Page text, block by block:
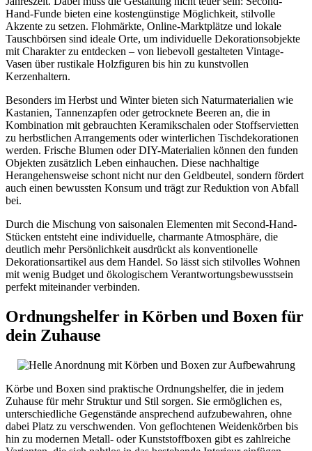
Hand-Funde bieten eine kostengünstige Möglichkeit, stilvolle
Akzente zu setzen. Flohmärkte, Online-Marktplätze und lokale
Tauschbörsen sind ideale Orte, um individuelle Dekorationsobjekte
mit Charakter zu entdecken – von liebevoll gestalteten Vintage-
Vasen über rustikale Holzfiguren bis hin zu kunstvollen
Kerzenhaltern.
Besonders im Herbst und Winter bieten sich Naturmaterialien wie
Kastanien, Tannenzapfen oder getrocknete Beeren an, die in
Kombination mit gebrauchten Keramikschalen oder Stoffservietten
zu herbstlichen Arrangements oder winterlichen Tischdekorationen
werden. Frische Blumen oder DIY-Materialien können den funden
Objekten zusätzlich Leben einhauchen. Diese nachhaltige
Herangehensweise schont nicht nur den Geldbeutel, sondern fördert
auch einen bewussten Konsum und trägt zur Reduktion von Abfall
bei.
Durch die Mischung von saisonalen Elementen mit Second-Hand-
Stücken entsteht eine individuelle, charmante Atmosphäre, die
deutlich mehr Persönlichkeit ausdrückt als konventionelle
Dekorationsartikel aus dem Handel. So lässt sich stilvolles Wohnen
mit wenig Budget und ökologischem Verantwortungsbewusstsein
perfekt miteinander verbinden.
Ordnungshelfer in Körben und Boxen für
dein Zuhause
Körbe und Boxen sind praktische Ordnungshelfer, die in jedem
Zuhause für mehr Struktur und Stil sorgen. Sie ermöglichen es,
unterschiedliche Gegenstände ansprechend aufzubewahren, ohne
dabei Platz zu verschwenden. Von geflochtenen Weidenkörben bis
hin zu modernen Metall- oder Kunststoffboxen gibt es zahlreiche